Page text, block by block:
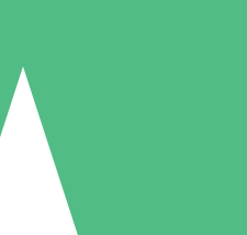
Inget månatligt åtagande